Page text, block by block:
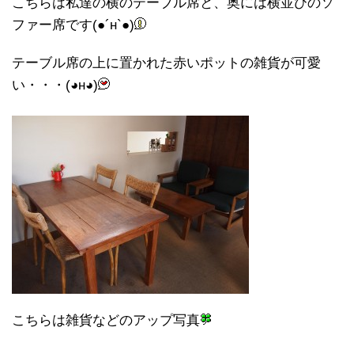
こちらは私達の横のテーブル席と、奥には横並びのソ
ファー席です(●´н`●)
テーブル席の上に置かれた赤いポットの雑貨が可愛
い・・・(◕н◕)
こちらは雑貨などのアップ写真